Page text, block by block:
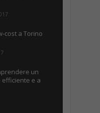
cost a Torino
un
e a